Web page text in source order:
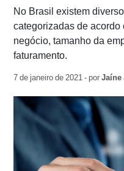
No Brasil existem
categorizadas de
negócio, tamanho da
faturamento.
7 de janeiro de 2021 - porJaíne